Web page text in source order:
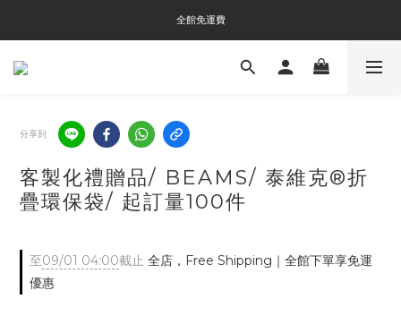
全館免運費
全館免運費
全館消費滿$3000即贈Tyvek®環保袋
分享到
客製化禮贈品/ BEAMS/ 泰維克®折
疊環保袋/ 起訂量100件
至09/01 04:00截止 全店，Free Shipping｜全館下單享免運
優惠